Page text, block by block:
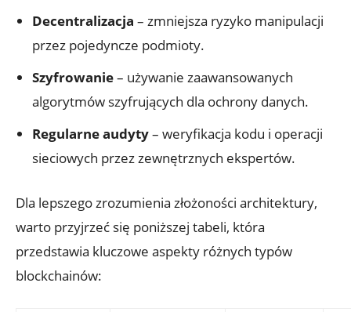
Decentralizacja – zmniejsza ryzyko manipulacji
przez pojedyncze podmioty.
Szyfrowanie– używanie zaawansowanych​
algorytmów ​szyfrujących dla⁤ ochrony danych.
Regularne audyty– weryfikacja kodu i ⁣operacji
sieciowych ⁤przez zewnętrznych ekspertów.
Dla lepszego zrozumienia złożoności architektury,
warto przyjrzeć się poniższej tabeli, która
przedstawia kluczowe‌ aspekty różnych typów
blockchainów: